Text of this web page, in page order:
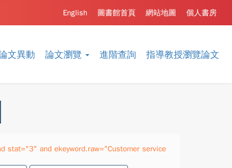
文異動 論文瀏覽 進階查詢 指導教授瀏覽論文
個人書房
網站地圖
圖書館首頁
English
stat="3" and ekeyword.raw="Customer service